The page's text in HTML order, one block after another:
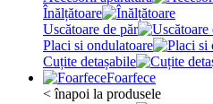
Înălțătoare
Uscătoare de păr
Placi si ondulatoare
Cuțite detașabile
Foarfece
< înapoi la produsele